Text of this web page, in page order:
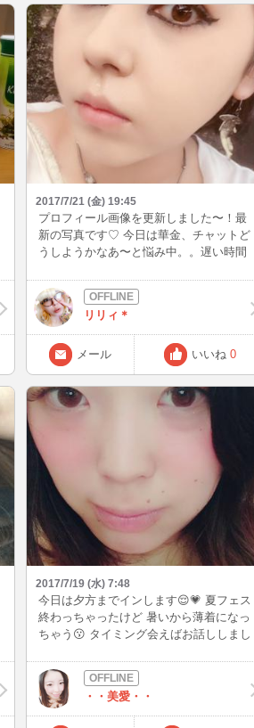
2017/7/21 (金) 19:45
プロフィール画像を更新しました〜！最
新の写真です♡ 今日は華金、チャットど
うしようかなあ〜と悩み中。。遅い時間
リリィ＊
メール いいね 0
2017/7/19 (水) 7:48
今日は夕方までインします😌💗 夏フェス
終わっちゃったけど 暑いから薄着になっ
ちゃう😗 タイミング会えばお話ししまし
・・美愛・・